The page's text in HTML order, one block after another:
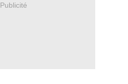
Publicité